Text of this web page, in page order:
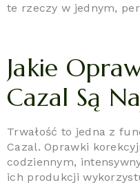
te rzeczy w jednym,
Jakie
Cazal Są
Trwałość to jedna z
Cazal. Oprawki
codziennym,
ich produkcji